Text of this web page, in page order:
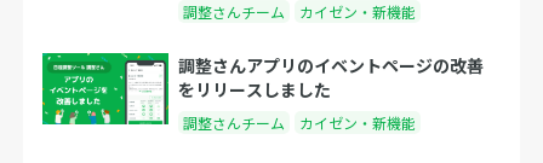
調整さんチーム カイゼン・新機能
調整さんアプリのイベントページの改善
をリリースしました
調整さんチーム カイゼン・新機能